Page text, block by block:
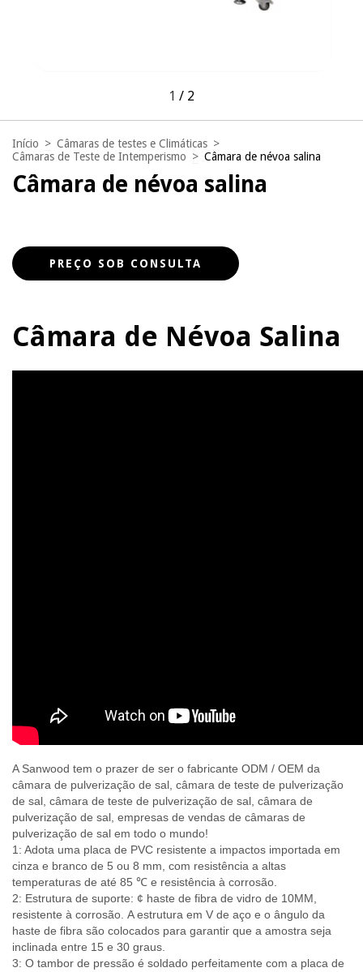
1 / 2
Início > Câmaras de testes e Climáticas >
Câmaras de Teste de Intemperismo > Câmara de névoa salina
Câmara de névoa salina
Câmara de Névoa Salina
A Sanwood tem o prazer de ser o fabricante ODM / OEM da
câmara de pulverização de sal, câmara de teste de pulverização
de sal, câmara de teste de pulverização de sal, câmara de
pulverização de sal, empresas de vendas de câmaras de
pulverização de sal em todo o mundo!
1: Adota uma placa de PVC resistente a impactos importada em
cinza e branco de 5 ou 8 mm, com resistência a altas
temperaturas de até 85 ℃ e resistência à corrosão.
2: Estrutura de suporte: ¢ haste de fibra de vidro de 10MM,
resistente à corrosão. A estrutura em V de aço e o ângulo da
haste de fibra são colocados para garantir que a amostra seja
inclinada entre 15 e 30 graus.
3: O tambor de pressão é soldado perfeitamente com a placa de